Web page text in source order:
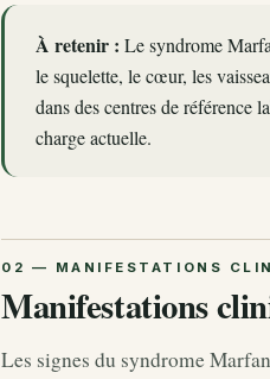
À retenir : Le syndrome
le squelette, le cœur, les
dans des centres de référence
charge actuelle.
Manifestations
Les signes du syndrome